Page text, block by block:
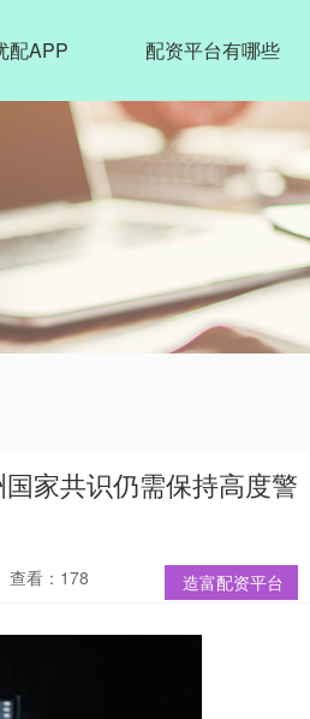
配APP 配资平台有哪些
家共识仍需保持高度警
造富配资平台
查看：178